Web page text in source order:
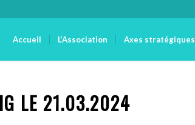
Accueil L’Association Axes stratégiques
LE 21.03.2024